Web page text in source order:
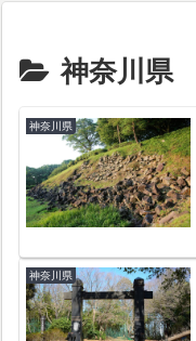
神奈川県
神奈川県
神奈川県